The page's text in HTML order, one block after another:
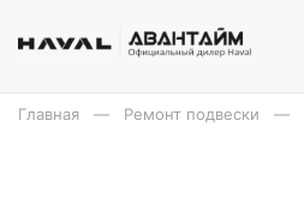
Главная Ремонт подвески